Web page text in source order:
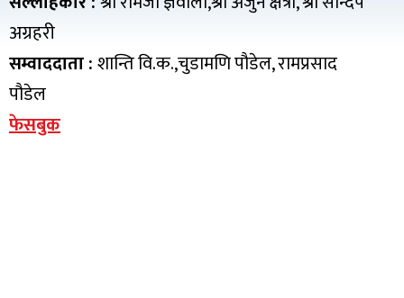
अग्रहरी
सम्वाददाता :शान्ति वि.क.,चुडामणि पौडेल, रामप्रसाद
पौडेल
फेसबुक